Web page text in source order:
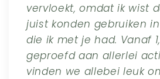
vervloekt, omdat ik wist
juist konden gebruiken
die ik met je had. Vanaf
geproefd aan allerlei
vinden we allebei leuk